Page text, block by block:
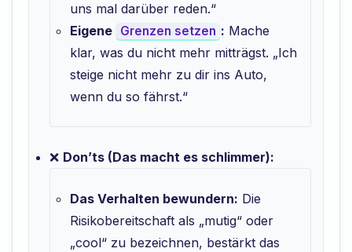
uns mal darüber reden.“
Eigene Grenzen setzen : Mache
klar, was du nicht mehr mitträgst. „Ich
steige nicht mehr zu dir ins Auto,
wenn du so fährst.“
❌ Don’ts (Das macht es schlimmer):
Das Verhalten bewundern: Die
Risikobereitschaft als „mutig“ oder
„cool“ zu bezeichnen, bestärkt das